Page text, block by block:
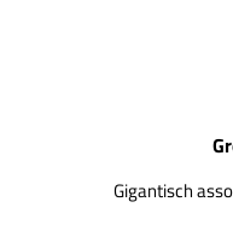
Gigantisch